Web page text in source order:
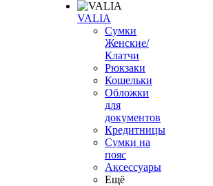
VALIA
Сумки
Женские/
Клатчи
Рюкзаки
Кошельки
Обложки
для
документов
Кредитницы
Сумки на
пояс
Аксессуары
Ещё